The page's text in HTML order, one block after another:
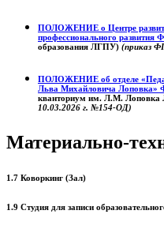
ПОЛОЖЕНИЕ о Центре
профессионального
образования ЛГПУ) (приказ
ПОЛОЖЕНИЕ об отделе
Льва Михайловича Лоповка»
кванториум им. Л.М.
10.03.2026 г. №154-ОД)
Материально-
1.7 Коворкинг (Зал)
1.9 Студия для записи